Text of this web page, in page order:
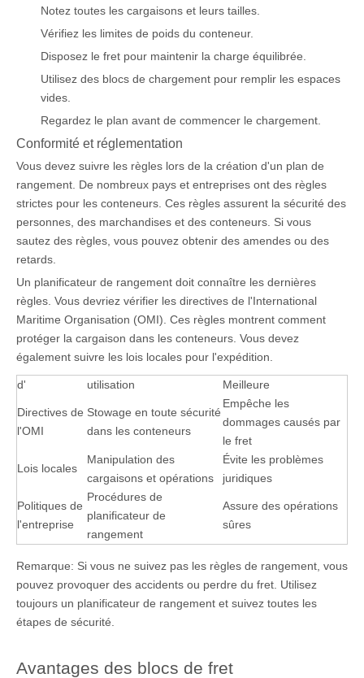
Notez toutes les cargaisons et leurs tailles.
Vérifiez les limites de poids du conteneur.
Disposez le fret pour maintenir la charge équilibrée.
Utilisez des blocs de chargement pour remplir les espaces
vides.
Regardez le plan avant de commencer le chargement.
Conformité et réglementation
Vous devez suivre les règles lors de la création d'un plan de
rangement. De nombreux pays et entreprises ont des règles
strictes pour les conteneurs. Ces règles assurent la sécurité des
personnes, des marchandises et des conteneurs. Si vous
sautez des règles, vous pouvez obtenir des amendes ou des
retards.
Un planificateur de rangement doit connaître les dernières
règles. Vous devriez vérifier les directives de l'International
Maritime Organisation (OMI). Ces règles montrent comment
protéger la cargaison dans les conteneurs. Vous devez
également suivre les lois locales pour l'expédition.
d' utilisation Meilleure
Directives de
l'OMI
Stowage en toute sécurité
dans les conteneurs
Empêche les
dommages causés par
le fret
Lois locales
Manipulation des
cargaisons et opérations
Évite les problèmes
juridiques
Politiques de
l'entreprise
Procédures de
planificateur de
rangement
Assure des opérations
sûres
Remarque: Si vous ne suivez pas les règles de rangement, vous
pouvez provoquer des accidents ou perdre du fret. Utilisez
toujours un planificateur de rangement et suivez toutes les
étapes de sécurité.
Avantages des blocs de fret